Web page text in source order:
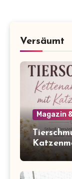
Versäumt
Magazin